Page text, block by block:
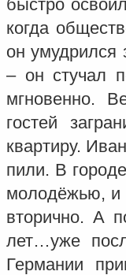
быстро
когда
он умудрился
– он стучал
мгновенно.
гостей
квартиру.
пили. В
молодёжью, и
вторично. А
лет…уже
Германии